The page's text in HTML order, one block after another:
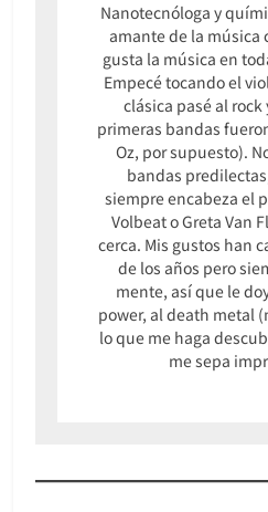
Nanotecnóloga y
amante de la música
gusta la música en
Empecé tocando el
clásica pasé al
primeras bandas
Oz, por supuesto).
bandas
siempre encabeza el
Volbeat o Greta Van
cerca. Mis gustos han
de los años pero
mente, así que le
power, al death metal
lo que me haga
me sepa